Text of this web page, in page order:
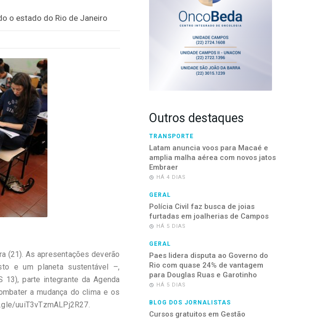
o estado do Rio de Janeiro
(21). As apresentações deverão
e um planeta sustentável –,
13), parte integrante da Agenda
a mudança do clima e os
uuiT3vTzmALPj2R27.
Outros destaques
TRANSPORTE
Latam anuncia voos para Macaé e
amplia malha aérea com novos jatos
Embraer
HÁ 4 DIAS
GERAL
Polícia Civil faz busca de joias
furtadas em joalherias de Campos
HÁ 5 DIAS
GERAL
Paes lidera disputa ao Governo do
Rio com quase 24% de vantagem
para Douglas Ruas e Garotinho
HÁ 5 DIAS
BLOG DOS JORNALISTAS
Cursos gratuitos em Gestão